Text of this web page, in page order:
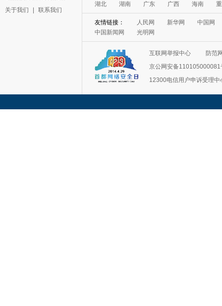
关于我们 联系我们
湖北
湖南 广东 广西 海南
友情链接： 人民网 新华网
中国网
中国新闻网
光明网
互联网举报中心
防范
京公网安备110105000081
12300电信用户申诉受理中